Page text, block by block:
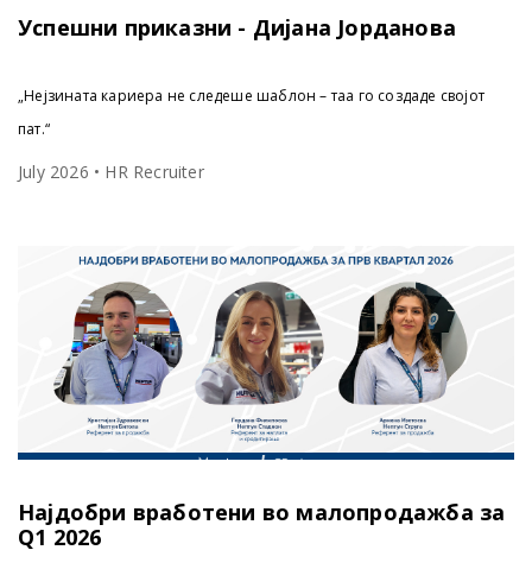
Успешни приказни - Дијана Јорданова
„Нејзината кариера не следеше шаблон – таа го создаде својот
пат.“
July 2026 • HR Recruiter
Најдобри вработени во малопродажба за
Q1 2026